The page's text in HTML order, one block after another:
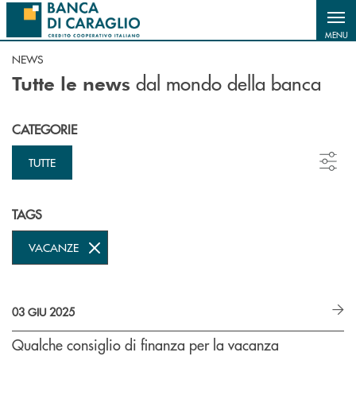
Salta al contenuto principale
MENU
NEWS
Tutte le news dal mondo della banca
CATEGORIE
TUTTE
TAGS
VACANZE
03 GIU 2025
Qualche consiglio di finanza per la vacanza